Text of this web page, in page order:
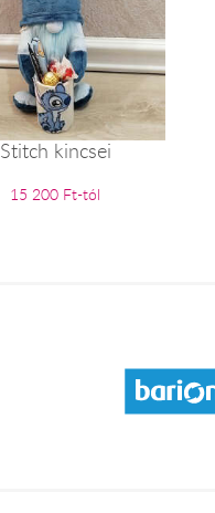
Stitch kincsei
15 200 Ft-tól